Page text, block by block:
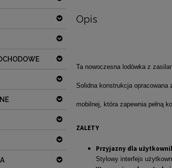
Opis
Ta nowoczesna lodówka z
Solidna konstrukcja
mobilnej, która zapewnia pełną
ZALETY
Przyjazny dla
Stylowy interfejs